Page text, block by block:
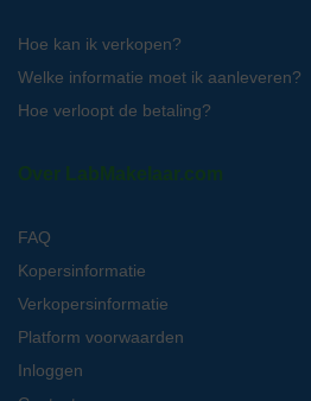
Hoe kan ik verkopen?
Welke informatie moet ik aanleveren?
Hoe verloopt de betaling?
Over LabMakelaar.com
FAQ
Kopersinformatie
Verkopersinformatie
Platform voorwaarden
Inloggen